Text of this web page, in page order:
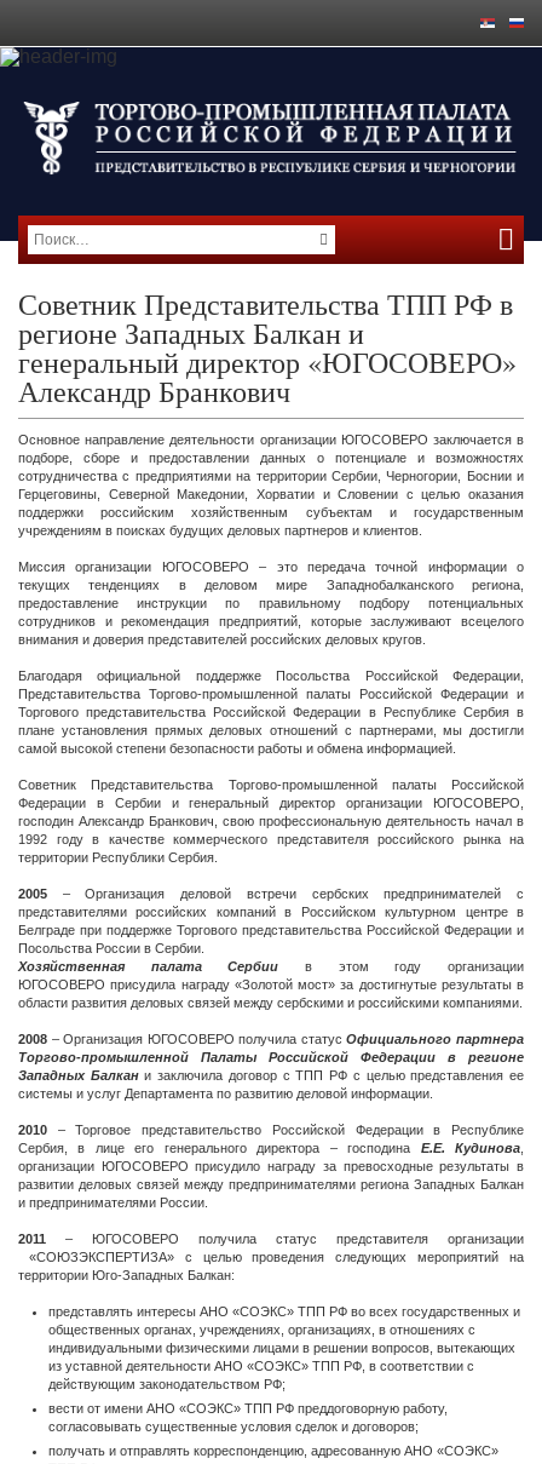
Советник Представительства ТПП РФ в
регионе Западных Балкан и
генеральный директор «ЮГОСОВЕРО»
Александр Бранкович
Основное направление деятельности организации ЮГОСОВЕРО заключается в
подборе, сборе и предоставлении данных о потенциале и возможностях
сотрудничества с предприятиями на территории Сербии, Черногории, Боснии и
Герцеговины, Северной Македонии, Хорватии и Словении с целью оказания
поддержки российским хозяйственным субъектам и государственным
учреждениям в поисках будущих деловых партнеров и клиентов.
Миссия организации ЮГОСОВЕРО – это передача точной информации о
текущих тенденциях в деловом мире Западнобалканского региона,
предоставление инструкции по правильному подбору потенциальных
сотрудников и рекомендация предприятий, которые заслуживают всецелого
внимания и доверия представителей российских деловых кругов.
Благодаря официальной поддержке Посольства Российской Федерации,
Представительства Торгово-промышленной палаты Российской Федерации и
Торгового представительства Российской Федерации в Республике Сербия в
плане установления прямых деловых отношений с партнерами, мы достигли
самой высокой степени безопасности работы и обмена информацией.
Советник Представительства Торгово-промышленной палаты Российской
Федерации в Сербии и генеральный директор организации ЮГОСОВЕРО,
господин Александр Бранкович, свою профессиональную деятельность начал в
1992 году в качестве коммерческого представителя российского рынка на
территории Республики Сербия.
2005 – Организация деловой встречи сербских предпринимателей с
представителями российских компаний в Российском культурном центре в
Белграде при поддержке Торгового представительства Российской Федерации и
Посольства России в Сербии.
Хозяйственная палата Сербии в этом году организации
ЮГОСОВЕРО присудила награду «Золотой мост» за достигнутые результаты в
области развития деловых связей между сербскими и российскими компаниями.
2008 – Организация ЮГОСОВЕРО получила статусОфициального партнера
Торгово-промышленной Палаты Российской Федерации в регионе
Западных Балкани заключила договор с ТПП РФ с целью представления ее
системы и услуг Департамента по развитию деловой информации.
2010 – Торговое представительство Российской Федерации в Республике
Сербия, в лице его генерального директора – господина Е.Е. Кудинова
организации ЮГОСОВЕРО присудило награду за превосходные результаты в
развитии деловых связей между предпринимателями региона Западных Балкан
и предпринимателями России.
2011 – ЮГОСОВЕРО получила статус представителя организации
«СОЮЗЭКСПЕРТИЗА» с целью проведения следующих мероприятий на
территории Юго-Западных Балкан:
представлять интересы АНО «СОЭКС» ТПП РФ во всех государственных и
общественных органах, учреждениях, организациях, в отношениях с
индивидуальными физическими лицами в решении вопросов, вытекающих
из уставной деятельности АНО «СОЭКС» ТПП РФ, в соответствии с
действующим законодательством РФ;
вести от имени АНО «СОЭКС» ТПП РФ преддоговорную работу,
согласовывать существенные условия сделок и договоров;
получать и отправлять корреспонденцию, адресованную АНО «СОЭКС»